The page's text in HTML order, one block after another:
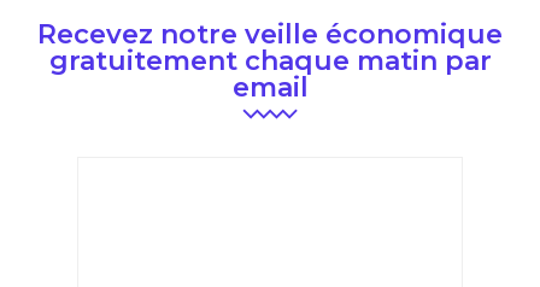
Recevez notre veille économique
gratuitement chaque matin par
email